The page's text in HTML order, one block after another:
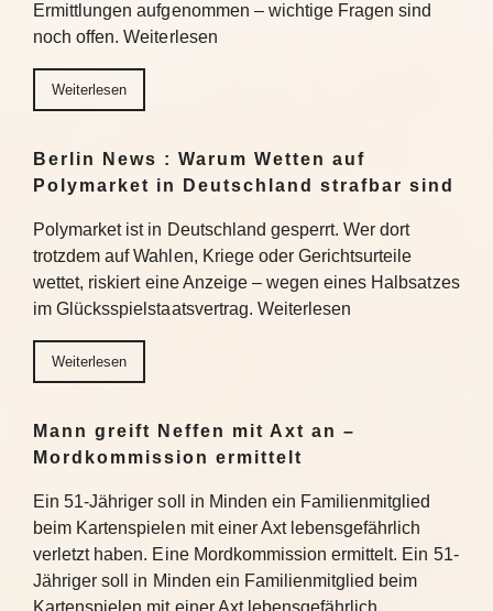
Ermittlungen aufgenommen – wichtige Fragen sind
noch offen. Weiterlesen
Weiterlesen
Berlin News : Warum Wetten auf
Polymarket in Deutschland strafbar sind
Polymarket ist in Deutschland gesperrt. Wer dort
trotzdem auf Wahlen, Kriege oder Gerichtsurteile
wettet, riskiert eine Anzeige – wegen eines Halbsatzes
im Glücksspielstaatsvertrag. Weiterlesen
Weiterlesen
Mann greift Neffen mit Axt an –
Mordkommission ermittelt
Ein 51-Jähriger soll in Minden ein Familienmitglied
beim Kartenspielen mit einer Axt lebensgefährlich
verletzt haben. Eine Mordkommission ermittelt. Ein 51-
Jähriger soll in Minden ein Familienmitglied beim
Kartenspielen mit einer Axt lebensgefährlich…